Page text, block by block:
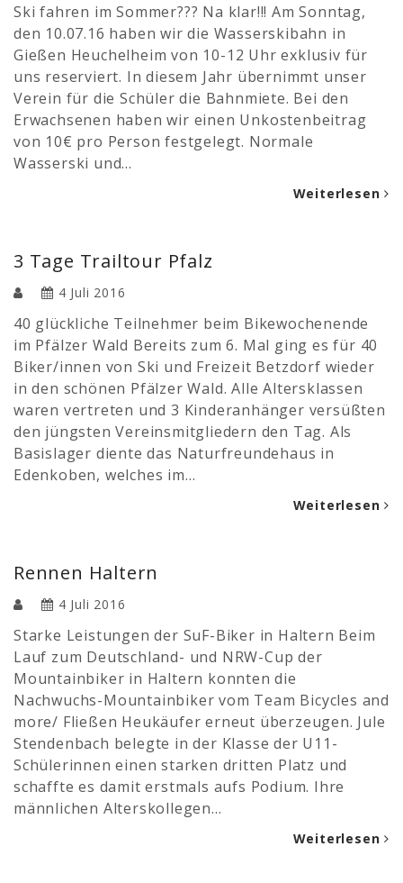
Ski fahren im Sommer??? Na klar!!! Am Sonntag,
den 10.07.16 haben wir die Wasserskibahn in
Gießen Heuchelheim von 10-12 Uhr exklusiv für
uns reserviert. In diesem Jahr übernimmt unser
Verein für die Schüler die Bahnmiete. Bei den
Erwachsenen haben wir einen Unkostenbeitrag
von 10€ pro Person festgelegt. Normale
Wasserski und…
Weiterlesen
3 Tage Trailtour Pfalz
4 Juli 2016
40 glückliche Teilnehmer beim Bikewochenende
im Pfälzer Wald Bereits zum 6. Mal ging es für 40
Biker/innen von Ski und Freizeit Betzdorf wieder
in den schönen Pfälzer Wald. Alle Altersklassen
waren vertreten und 3 Kinderanhänger versüßten
den jüngsten Vereinsmitgliedern den Tag. Als
Basislager diente das Naturfreundehaus in
Edenkoben, welches im…
Weiterlesen
Rennen Haltern
4 Juli 2016
Starke Leistungen der SuF-Biker in Haltern Beim
Lauf zum Deutschland- und NRW-Cup der
Mountainbiker in Haltern konnten die
Nachwuchs-Mountainbiker vom Team Bicycles and
more/ Fließen Heukäufer erneut überzeugen. Jule
Stendenbach belegte in der Klasse der U11-
Schülerinnen einen starken dritten Platz und
schaffte es damit erstmals aufs Podium. Ihre
männlichen Alterskollegen…
Weiterlesen